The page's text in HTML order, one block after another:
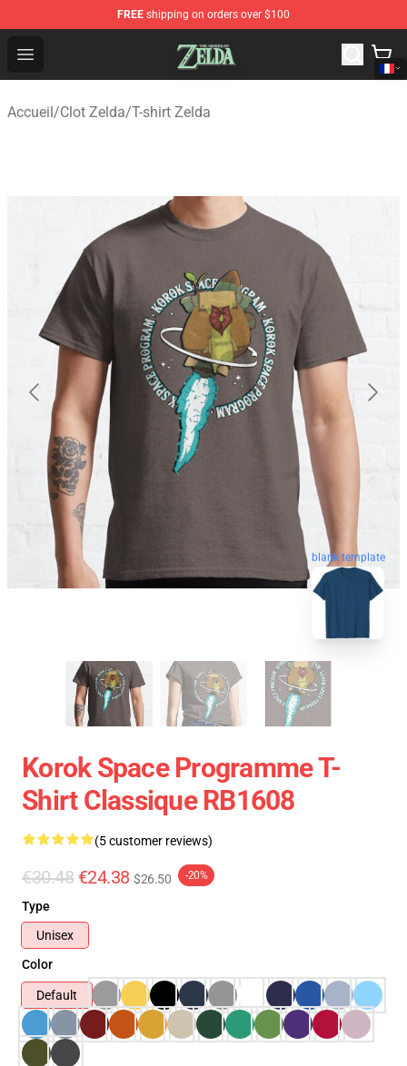
FREE shipping on orders over $100
Open menu
The Legend of Zelda Store - Official The Legend of
Accueil/Clot Zelda/T-shirt Zelda
blank template
Korok Space Programme T-
Shirt Classique RB1608
(5 customer reviews)
€30.48 €24.38 $26.50 -20%
Type
Unisex
Color
Default